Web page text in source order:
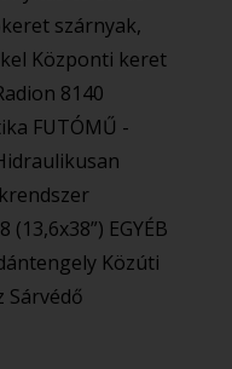
szárnyak,
Központi keret
8140
FUTÓMŰ -
EGYÉB
Közúti
Sárvédő